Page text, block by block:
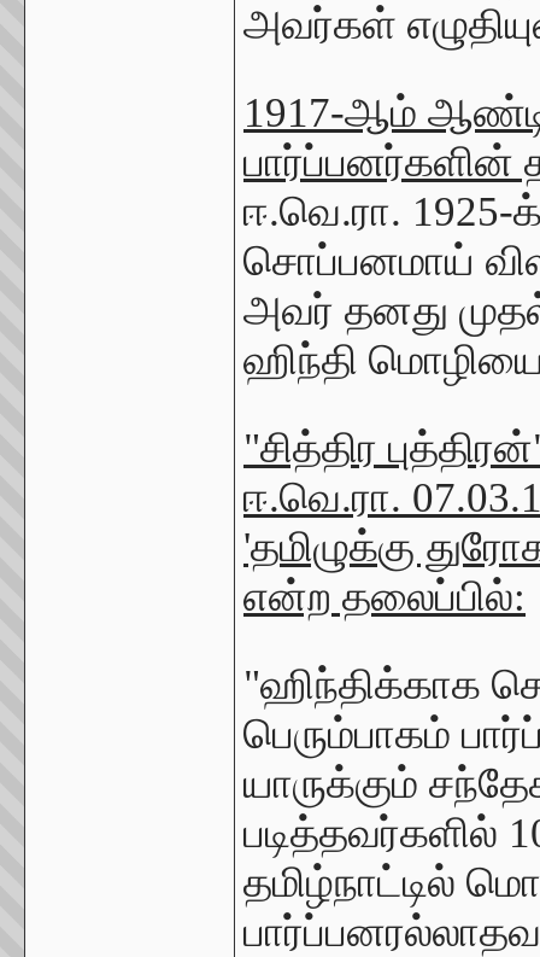
அவர்கள்
1917-ஆம்
பார்ப்பனர்களின்
ஈ.வெ.ரா. 1925-
சொப்பனமாய்
அவர் தனது
ஹிந்தி
"சித்திர
ஈ.வெ.ரா.
'தமிழுக்கு
என்ற தலைப்பில்:
"ஹிந்திக்காக
பெரும்பாகம்
யாருக்கும்
படித்தவர்களில்
தமிழ்நாட்டில்